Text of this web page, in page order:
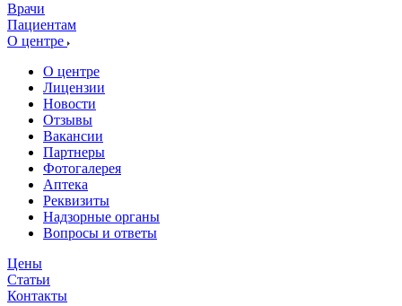
Врачи
Пациентам
О центре
О центре
Лицензии
Новости
Отзывы
Вакансии
Партнеры
Фотогалерея
Аптека
Реквизиты
Надзорные органы
Вопросы и ответы
Цены
Статьи
Контакты